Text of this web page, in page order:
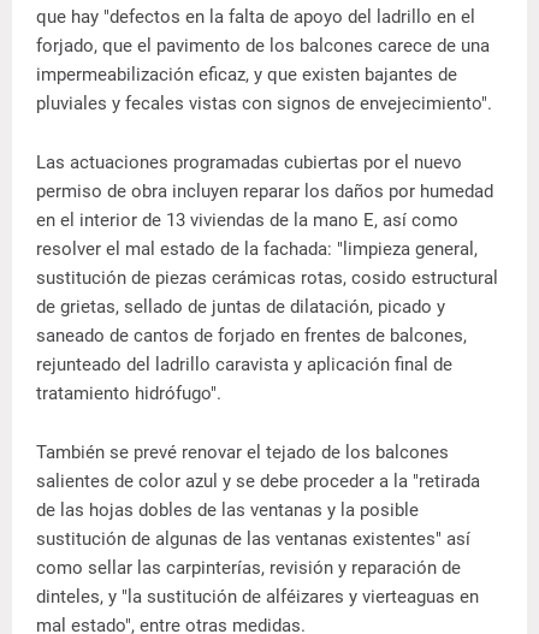
que hay "defectos en la falta de apoyo del ladrillo en el
forjado, que el pavimento de los balcones carece de una
impermeabilización eficaz, y que existen bajantes de
pluviales y fecales vistas con signos de envejecimiento".
Las actuaciones programadas cubiertas por el nuevo
permiso de obra incluyen reparar los daños por humedad
en el interior de 13 viviendas de la mano E, así como
resolver el mal estado de la fachada: "limpieza general,
sustitución de piezas cerámicas rotas, cosido estructural
de grietas, sellado de juntas de dilatación, picado y
saneado de cantos de forjado en frentes de balcones,
rejunteado del ladrillo caravista y aplicación final de
tratamiento hidrófugo".
También se prevé renovar el tejado de los balcones
salientes de color azul y se debe proceder a la "retirada
de las hojas dobles de las ventanas y la posible
sustitución de algunas de las ventanas existentes" así
como sellar las carpinterías, revisión y reparación de
dinteles, y "la sustitución de alféizares y vierteaguas en
mal estado", entre otras medidas.